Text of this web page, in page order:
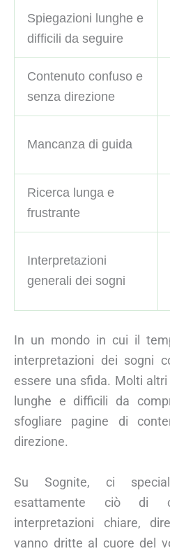
Spiegazioni lunghe e
difficili da seguire
Contenuto confuso e
senza direzione
Mancanza di guida
Ricerca lunga e
frustrante
Interpretazioni
generali dei sogni
In un mondo in cui il
interpretazioni dei sogni
essere una sfida. Molti
lunghe e difficili da
sfogliare pagine di
direzione.
Su Sognite, ci
esattamente ciò di
interpretazioni chiare,
vanno dritte al cuore del